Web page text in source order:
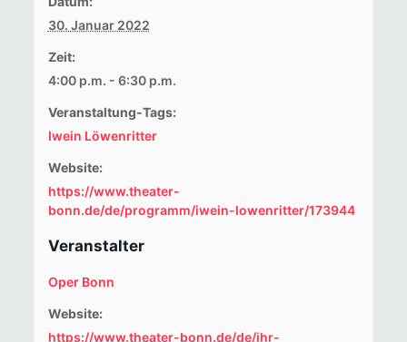
30. Januar 2022
Zeit:
4:00 p.m. - 6:30 p.m.
Veranstaltung-Tags:
Iwein Löwenritter
Website:
https://www.theater-
bonn.de/de/programm/iwein-lowenritter/173944
Veranstalter
Oper Bonn
Website:
https://www.theater-bonn.de/de/ihr-